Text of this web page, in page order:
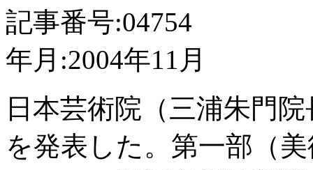
記事番号:04754
年月:2004年11月
日本芸術院（三浦朱門
を発表した。第一部（